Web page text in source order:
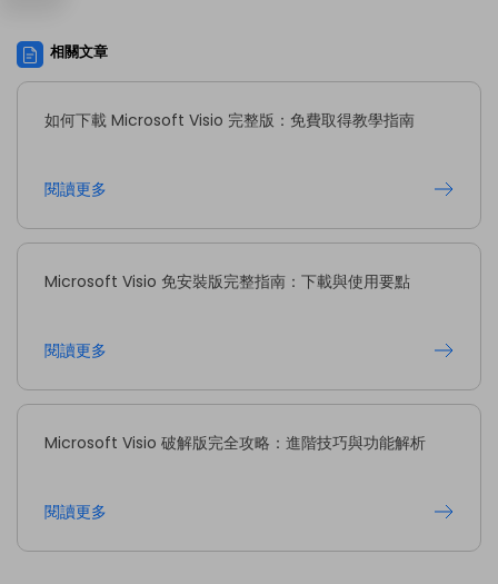
相關文章
如何下載 Microsoft Visio 完整版：免費取得教學指南
閱讀更多
Microsoft Visio 免安裝版完整指南：下載與使用要點
閱讀更多
Microsoft Visio 破解版完全攻略：進階技巧與功能解析
閱讀更多